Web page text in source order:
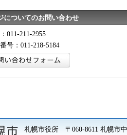
についてのお問い合わせ
011-211-2955
号：011-218-5184
札幌市役所 〒060-8611 札幌市